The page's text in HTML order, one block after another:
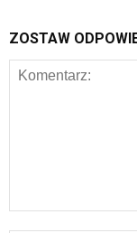
ZOSTAW